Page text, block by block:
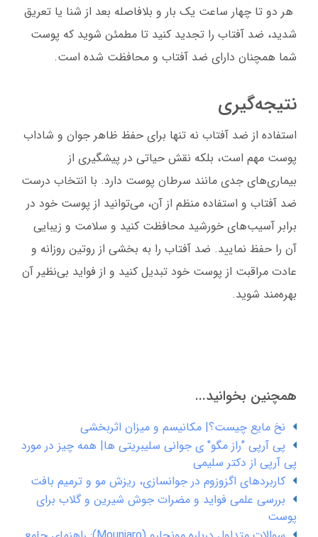
هر دو تا چهار ساعت یک بار و بلافاصله بعد از شنا یا تعریق
شدید، ضد آفتاب را تجدید کنید تا مطمئن شوید که پوست
شما همچنان دارای ضد آفتاب و محافظت شده است.
نتیجه‌گیری
استفاده از ضد آفتاب نه تنها برای حفظ ظاهر جوان و شاداب
پوست مهم است، بلکه نقش حیاتی در پیشگیری از
بیماری‌های جدی مانند سرطان پوست دارد. با انتخاب درست
ضد آفتاب و استفاده منظم از آن، می‌توانید از پوست خود در
برابر آسیب‌های خورشید محافظت کنید و سلامت و زیبایی
آن را حفظ نمایید. ضد آفتاب را به بخشی از روتین روزانه و
عادت مراقبت از پوست خود تبدیل کنید و از فواید بی‌نظیر آن
بهره‌مند شوید.
همچنین بخوانید...
نخ مایع چیست؟| مکانیسم و میزان اثربخشی
پی آرپی "راز مگو" ی جوانی سلیبریتی ها| همه چیز در مورد
پی آرپی از دکتر سلیمی
کاربردهای اگزوزوم در جوانسازی، ریزش مو و ترمیم بافت
بررسی علمی فواید و مضرات جوش شیرین و گلاب برای
پوست